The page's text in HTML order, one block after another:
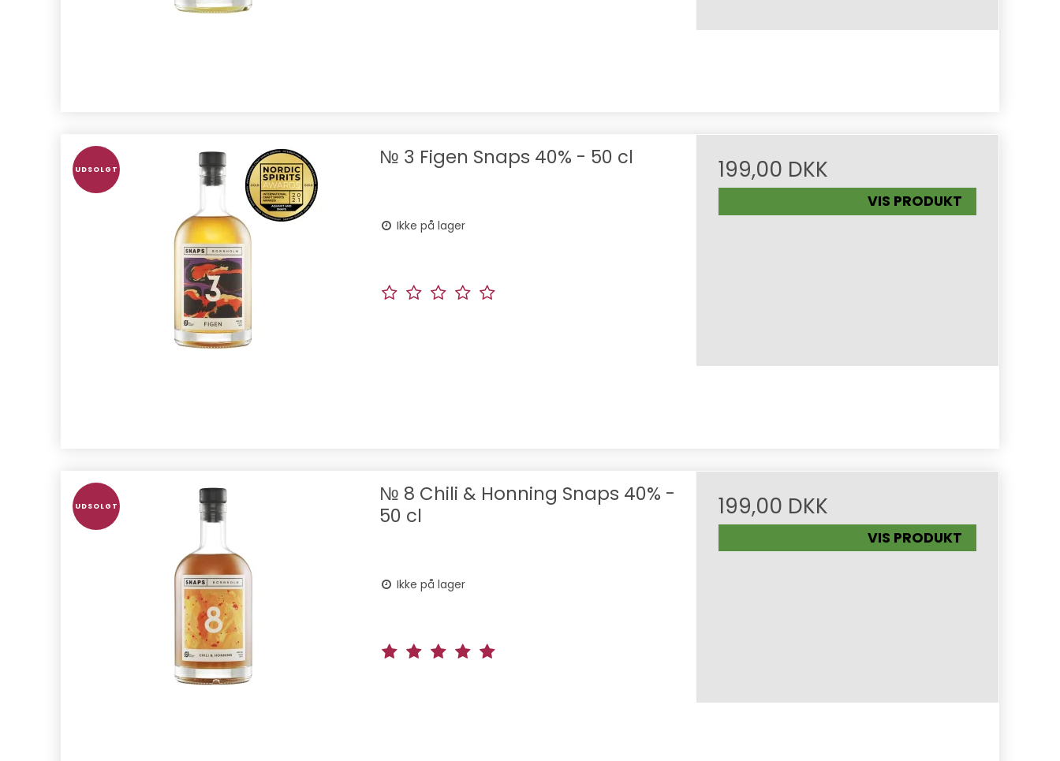
UDSOLGT № 3 Figen Snaps 40% - 50 cl
Ikke på lager
199,00 DKK
VIS PRODUKT
UDSOLGT
№ 8 Chili & Honning Snaps 40% -
50 cl
Ikke på lager
199,00 DKK
VIS PRODUKT